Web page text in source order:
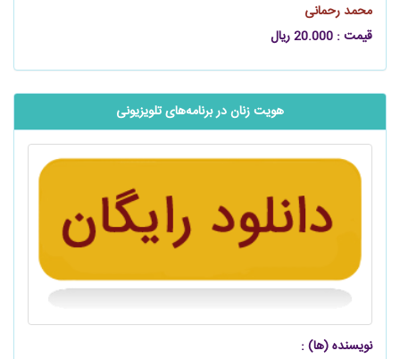
محمد رحمانی
قیمت : 20.000 ریال
هویت زنان در برنامه‌های تلویزیونی
نویسنده (ها) :